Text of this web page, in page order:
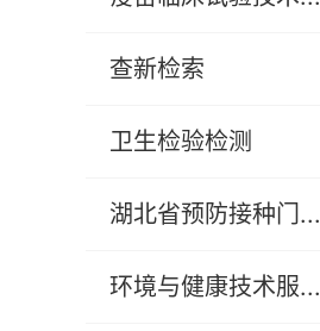
查新检索
卫生检验检测
湖北省预防接种门...
环境与健康技术服...